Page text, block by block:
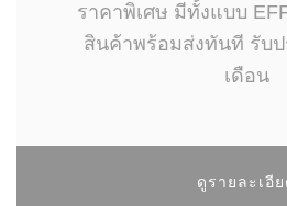
ราคาพิเศษ มีทั้งแบบ
สินค้าพร้อมส่งทันที รับ
เดือน
ดูรายละเอี